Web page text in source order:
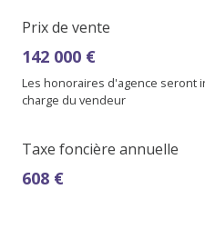
Prix de vente
142 000 €
Les honoraires d'agence seront
charge du vendeur
Taxe foncière annuelle
608 €